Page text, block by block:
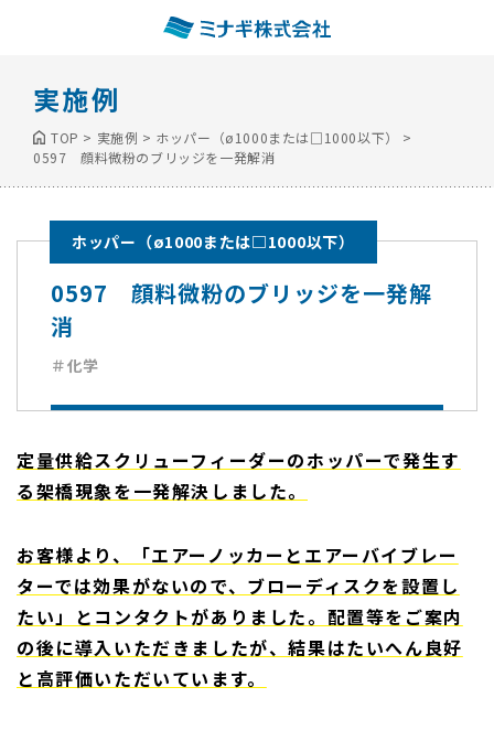
実施例
TOP > 実施例 > ホッパー（ø1000または□1000以下）
>
0597 顔料微粉のブリッジを一発解消
ホッパー（ø1000または□1000以下）
0597 顔料微粉のブリッジを一発解
消
＃化学
定量供給スクリューフィーダーのホッパーで発生す
る架橋現象を一発解決しました。
お客様より、「エアーノッカーとエアーバイブレー
ターでは効果がないので、ブローディスクを設置し
たい」とコンタクトがありました。配置等をご案内
の後に導入いただきましたが、結果はたいへん良好
と高評価いただいています。